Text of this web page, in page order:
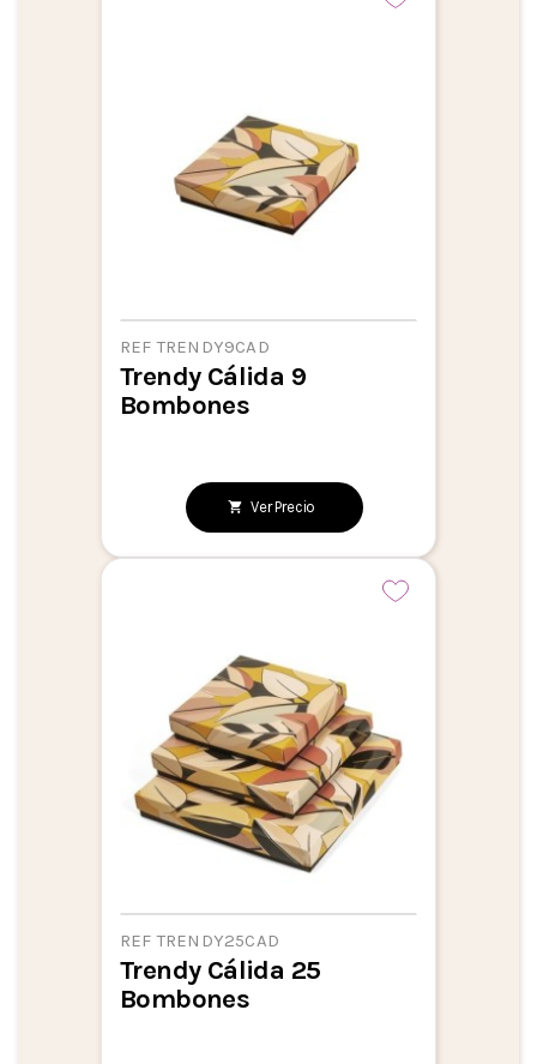
REF TRENDY9CAD
Trendy Cálida 9
Bombones
Ver Precio
REF TRENDY25CAD
Trendy Cálida 25
Bombones